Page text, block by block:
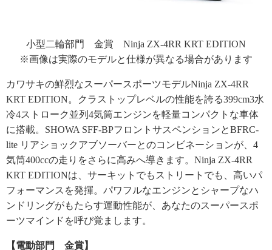
小型二輪部門 金賞 Ninja ZX-4RR KRT EDITION
※画像は実際のモデルと仕様が異なる場合があります
カワサキの鮮烈なスーパースポーツモデルNinja ZX-4RR
KRT EDITION。クラストップレベルの性能を誇る399cm3水
冷4ストローク並列4気筒エンジンを軽量コンパクトな車体
に搭載。SHOWA SFF-BPフロントサスペンションとBFRC-
lite リアショックアブソーバーとのコンビネーションが、4
気筒400ccの走りをさらに高みへ導きます。Ninja ZX-4RR
KRT EDITIONは、サーキットでもストリートでも、高いパ
フォーマンスを発揮。パワフルなエンジンとシャープなハ
ンドリングがもたらす運動性能が、あなたのスーパースポ
ーツマインドを呼び覚まします。
【電動部門 金賞】